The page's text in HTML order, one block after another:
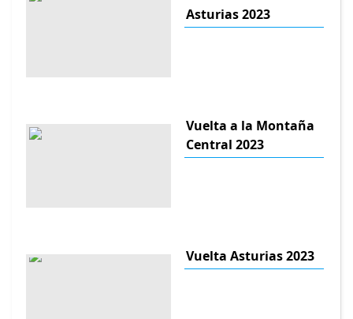
Asturias 2023
Vuelta a la Montaña
Central 2023
Vuelta Asturias 2023